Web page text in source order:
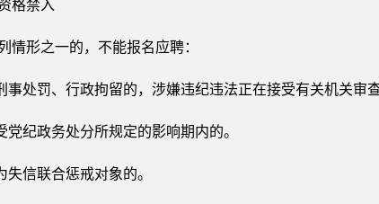
格禁入
情形之一的，不能报名应聘：
事处罚、行政拘留的，涉嫌违纪违法正在接受有关机关审
党纪政务处分所规定的影响期内的。
失信联合惩戒对象的。